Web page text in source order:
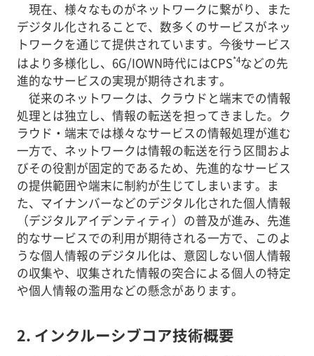
現在、様々なものがネットワークに繋がり、また
デジタル化されることで、数多くのサービスがネッ
トワークを通じて提供されています。今後サービス
はより多様化し、6G/IOWN時代にはCPS*4などの先
進的なサービスの実現が期待されます。
従来のネットワークは、クラウドと端末での情報
処理とは独立し、情報の転送を担ってきました。ク
ラウド・端末では様々なサービスの情報処理が進む
一方で、ネットワークは情報の転送を行う区間およ
びその役割が固定的であるため、先進的なサービス
の提供範囲や端末に制約が生じてしまいます。ま
た、マイナンバーなどのデジタル化された個人情報
（デジタルアイデンティティ）の普及が進み、先進
的なサービスでの利用が期待される一方で、このよ
うな個人情報のデジタル化は、意図しない個人情報
の収集や、収集された情報の突合による個人の特定
や個人情報の濫用などの懸念があります。
2. インクルーシブコア技術概要